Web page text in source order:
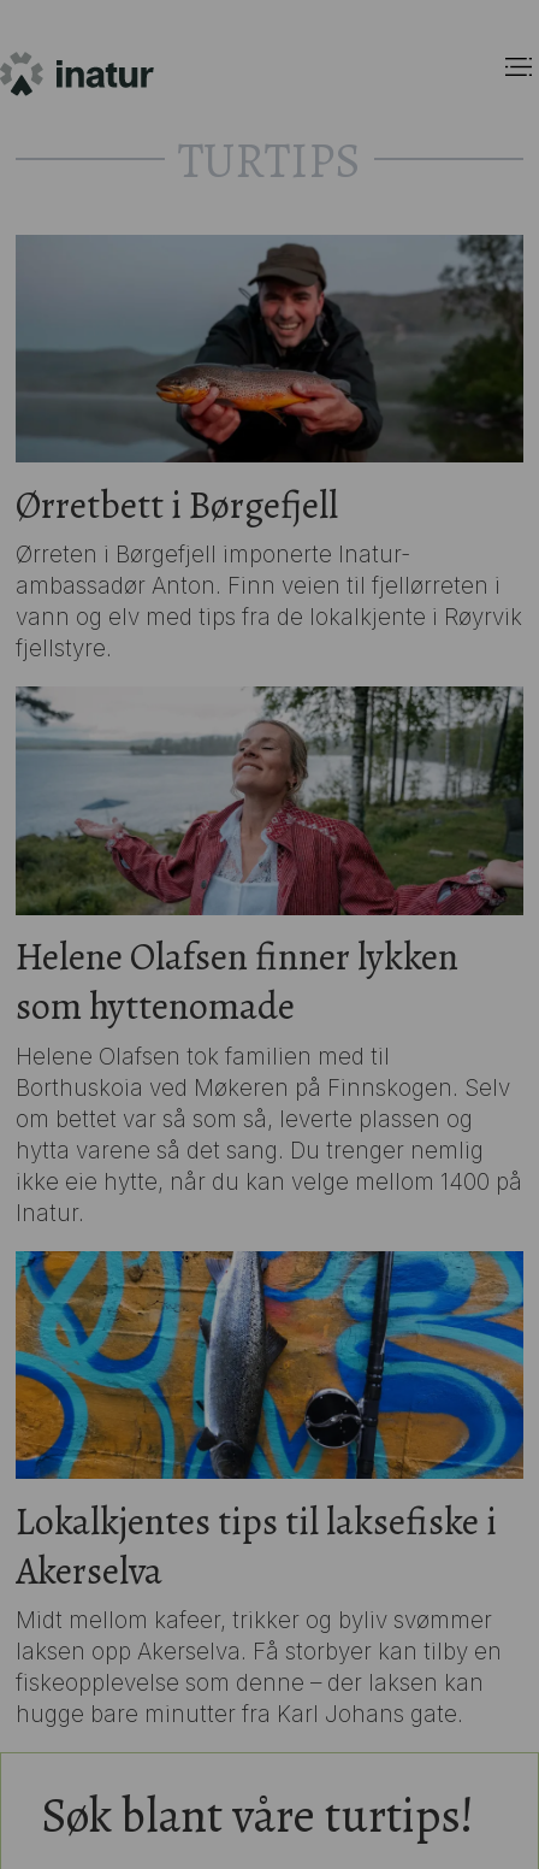
TURTIPS
inatur.no
-
finn
tips
til
turer
over
Norge.
Fisketurer,
jaktturer
og
hytteturer!
Ørretbett i Børgefjell
Ørreten i Børgefjell imponerte Inatur-
ambassadør Anton. Finn veien til fjellørreten i
vann og elv med tips fra de lokalkjente i Røyrvik
fjellstyre.
Helene Olafsen finner lykken
som hyttenomade
Helene Olafsen tok familien med til
Borthuskoia ved Møkeren på Finnskogen. Selv
om bettet var så som så, leverte plassen og
hytta varene så det sang. Du trenger nemlig
ikke eie hytte, når du kan velge mellom 1400 på
Inatur.
Lokalkjentes tips til laksefiske i
Akerselva
Midt mellom kafeer, trikker og byliv svømmer
laksen opp Akerselva. Få storbyer kan tilby en
fiskeopplevelse som denne – der laksen kan
hugge bare minutter fra Karl Johans gate.
Søk blant våre turtips!